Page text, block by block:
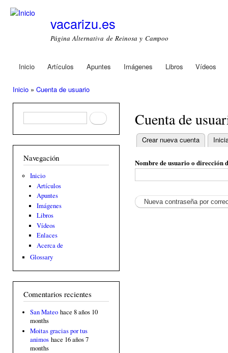
vacarizu.es
Página Alternativa de Reinosa y Campoo
Main menu
Inicio Artículos Apuntes Imágenes Libros Vídeos
Inicio » Cuenta de usuario
Formulario de búsquedaBuscar
Navegación
Inicio
Artículos
Apuntes
Imágenes
Libros
Vídeos
Enlaces
Acerca de
Glossary
Comentarios recientes
San Mateo hace 8 años 10
months
Moitas gracias por tus
animos hace 16 años 7
months
Cuenta de
Primary tabs
Crear nueva cuenta
Nombre de usuario o dirección